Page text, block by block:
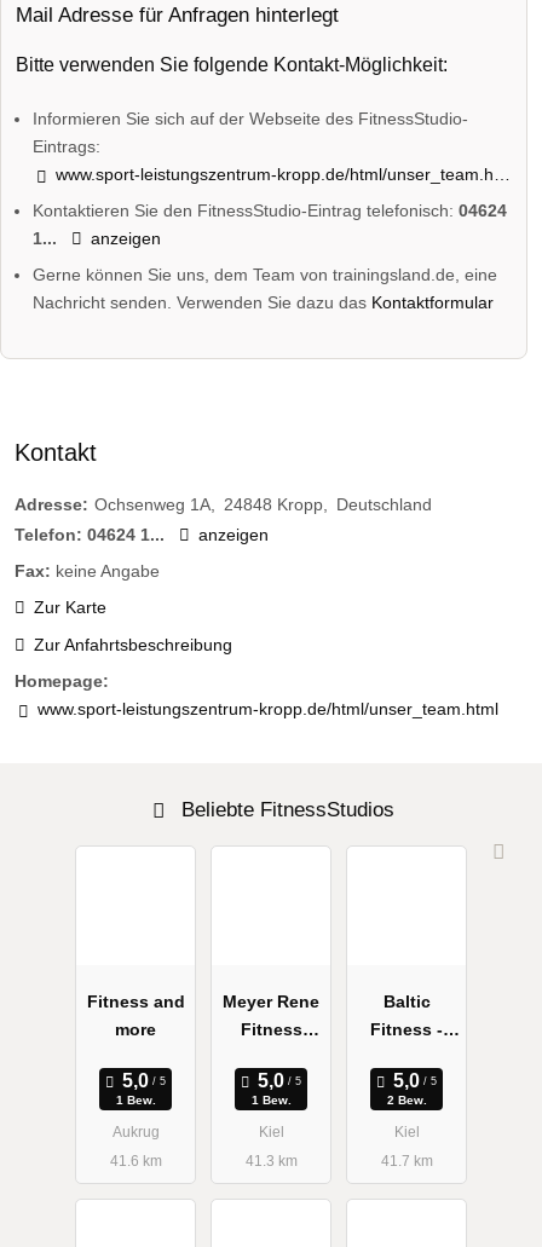
Mail Adresse für Anfragen hinterlegt
Bitte verwenden Sie folgende Kontakt-Möglichkeit:
Informieren Sie sich auf der Webseite des FitnessStudio-
Eintrags:
www.sport-leistungszentrum-kropp.de/html/unser_team.html
Kontaktieren Sie den FitnessStudio-Eintrag telefonisch:04624
1...
anzeigen
Gerne können Sie uns, dem Team von trainingsland.de, eine
Nachricht senden. Verwenden Sie dazu das Kontaktformular
Kontakt
Adresse: Ochsenweg 1A 24848 Kropp
Deutschland
Telefon: 04624 1...
anzeigen
Fax: keine Angabe
Zur Karte
Zur Anfahrtsbeschreibung
Homepage:
www.sport-leistungszentrum-kropp.de/html/unser_team.html
Beliebte FitnessStudios
Fitness and
more
1 Bew.
Aukrug
41.6 km
Meyer Rene
Fitness
1 Bew.
Kiel
41.3 km
Baltic
Fitness -
2 Bew.
Kiel
41.7 km